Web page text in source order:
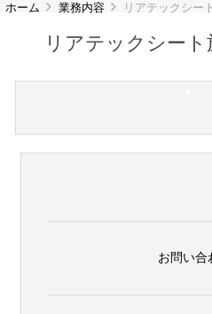
ホーム 業務内容 リアテックシー
リアテックシート
お問い合